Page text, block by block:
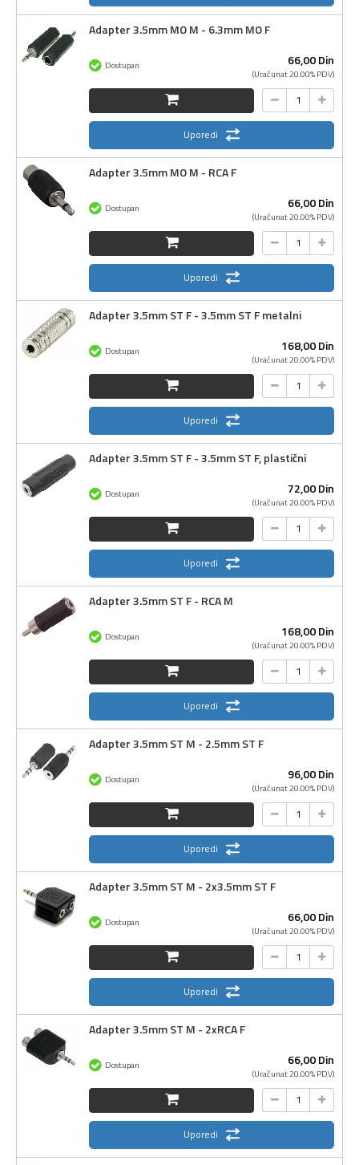
Adapter 3.5mm MO M - 6.3mm MO F
66,00Din
(Uračunat 20.00% PDV)
Dostupan
Uporedi
Adapter 3.5mm MO M - RCA F
66,00Din
(Uračunat 20.00% PDV)
Dostupan
Uporedi
Adapter 3.5mm ST F - 3.5mm ST F metalni
168,00Din
(Uračunat 20.00% PDV)
Dostupan
Uporedi
Adapter 3.5mm ST F - 3.5mm ST F, plastični
72,00Din
(Uračunat 20.00% PDV)
Dostupan
Uporedi
Adapter 3.5mm ST F - RCA M
168,00Din
(Uračunat 20.00% PDV)
Dostupan
Uporedi
Adapter 3.5mm ST M - 2.5mm ST F
96,00Din
(Uračunat 20.00% PDV)
Dostupan
Uporedi
Adapter 3.5mm ST M - 2x3.5mm ST F
66,00Din
(Uračunat 20.00% PDV)
Dostupan
Uporedi
Adapter 3.5mm ST M - 2xRCA F
66,00Din
(Uračunat 20.00% PDV)
Dostupan
Uporedi